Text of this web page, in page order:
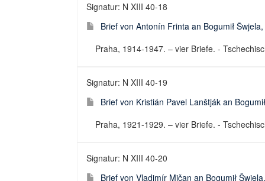
Signatur: N XIII 40-18
Brief von Antonín Frinta an Bogumił
Praha, 1914-1947. – vier Briefe. -
Signatur: N XIII 40-19
Brief von Kristián Pavel Lanštják an
Praha, 1921-1929. – vier Briefe. -
Signatur: N XIII 40-20
Brief von Vladimír Mičan an Bogumił